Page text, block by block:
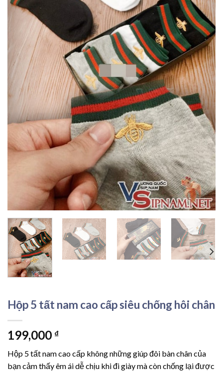
Hộp 5 tất nam cao cấp siêu chống hôi chân
199,000 ₫
Hộp 5 tất nam cao cấp không những giúp đôi bàn chân của
bạn cảm thấy êm ái dễ chịu khi đi giày mà còn chống lại được